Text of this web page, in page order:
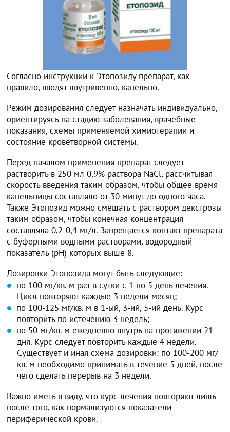
Согласно инструкции к Этопозиду препарат, как
правило, вводят внутривенно, капельно.
Режим дозирования следует назначать индивидуально,
ориентируясь на стадию заболевания, врачебные
показания, схемы применяемой химиотерапии и
состояние кроветворной системы.
Перед началом применения препарат следует
растворить в 250 мл 0,9% раствора NaCl, рассчитывая
скорость введения таким образом, чтобы общее время
капельницы составляло от 30 минут до одного часа.
Также Этопозид можно смешать с раствором декстрозы
таким образом, чтобы конечная концентрация
составляла 0,2-0,4 мг/л. Запрещается контакт препарата
с буферными водными растворами, водородный
показатель (pH) которых выше 8.
Дозировки Этопозида могут быть следующие:
по 100 мг/кв. м раз в сутки с 1 по 5 день лечения.
Цикл повторяют каждые 3 недели-месяц;
по 100-125 мг/кв. м в 1-ый, 3-ий, 5-ий день. Курс
повторить по истечению 3 недель;
по 50 мг/кв. м ежедневно внутрь на протяжении 21
дня. Курс следует повторить каждые 4 недели.
Существует и иная схема дозировки: по 100-200 мг/
кв. м необходимо принимать в течение 5 дней, после
чего сделать перерыв на 3 недели.
Важно иметь в виду, что курс лечения повторяют лишь
после того, как нормализуются показатели
периферической крови.